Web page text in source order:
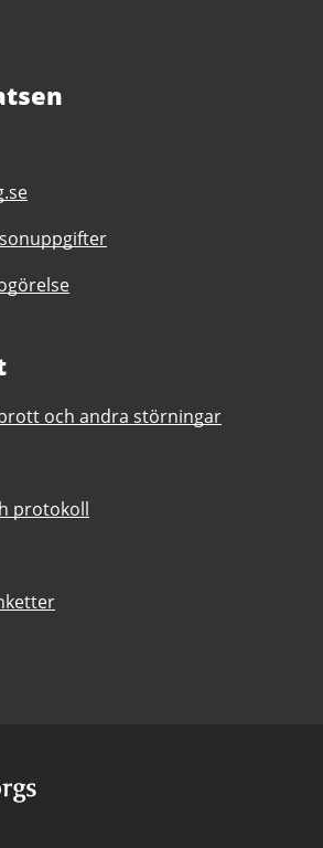
och andra störningar
protokoll